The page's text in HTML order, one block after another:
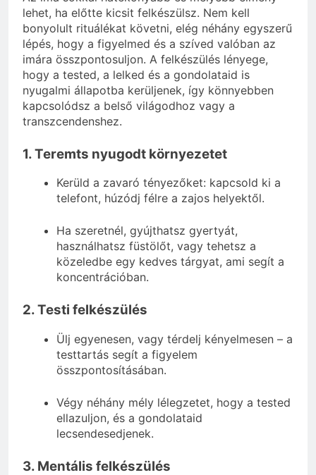
lehet, ha előtte kicsit felkészülsz. Nem kell
bonyolult rituálékat követni, elég néhány egyszerű
lépés, hogy a figyelmed és a szíved valóban az
imára összpontosuljon. A felkészülés lényege,
hogy a tested, a lelked és a gondolataid is
nyugalmi állapotba kerüljenek, így könnyebben
kapcsolódsz a belső világodhoz vagy a
transzcendenshez.
1. Teremts nyugodt környezetet
Kerüld a zavaró tényezőket: kapcsold ki a
telefont, húzódj félre a zajos helyektől.
Ha szeretnél, gyújthatsz gyertyát,
használhatsz füstölőt, vagy tehetsz a
közeledbe egy kedves tárgyat, ami segít a
koncentrációban.
2. Testi felkészülés
Ülj egyenesen, vagy térdelj kényelmesen – a
testtartás segít a figyelem
összpontosításában.
Végy néhány mély lélegzetet, hogy a tested
ellazuljon, és a gondolataid
lecsendesedjenek.
3. Mentális felkészülés